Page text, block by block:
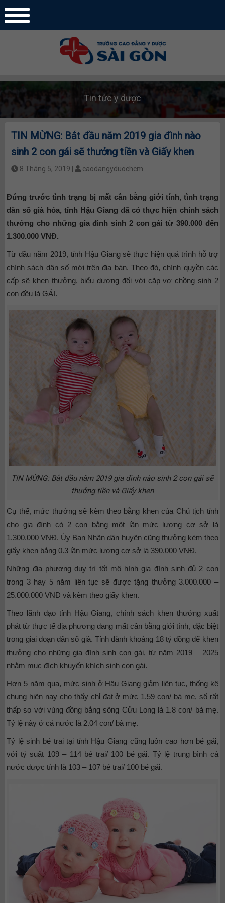
Tin tức y dược
TIN MỪNG: Bắt đầu năm 2019 gia đình nào
sinh 2 con gái sẽ thưởng tiền và Giấy khen
8 Tháng 5, 2019 | caodangyduochcm
Đứng trước tình trạng bị mất cân bằng giới tính, tình trạng
dân số già hóa, tỉnh Hậu Giang đã có thực hiện chính sách
thưởng cho những gia đình sinh 2 con gái từ 390.000 đến
1.300.000 VNĐ.
Từ đầu năm 2019, tỉnh Hậu Giang sẽ thực hiện quá trình hỗ trợ
chính sách dân số mới trên địa bàn. Theo đó, chính quyền các
cấp sẽ khen thưởng, biểu dương đối với cặp vợ chồng sinh 2
con đều là GÁI.
TIN MỪNG: Bắt đầu năm 2019 gia đình nào sinh 2 con gái sẽ
thưởng tiền và Giấy khen
Cụ thể, mức thưởng sẽ kèm theo bằng khen của Chủ tịch tỉnh
cho gia đình có 2 con bằng một lần mức lương cơ sở là
1.300.000 VNĐ. Ủy Ban Nhân dân huyện cũng thưởng kèm theo
giấy khen bằng 0.3 lần mức lương cơ sở là 390.000 VNĐ.
Những địa phương duy trì tốt mô hình gia đình sinh đủ 2 con
trong 3 hay 5 năm liên tục sẽ được tặng thưởng 3.000.000 –
25.000.000 VNĐ và kèm theo giấy khen.
Theo lãnh đạo tỉnh Hậu Giang, chính sách khen thưởng xuất
phát từ thực tế địa phương đang mất cân bằng giới tính, đặc biệt
trong giai đoạn dân số già. Tỉnh dành khoảng 18 tỷ đồng để khen
thưởng cho những gia đình sinh con gái, từ năm 2019 – 2025
nhằm mục đích khuyến khích sinh con gái.
Hơn 5 năm qua, mức sinh ở Hậu Giang giảm liên tục, thống kê
chung hiện nay cho thấy chỉ đạt ở mức 1.59 con/ bà mẹ, số rất
thấp so với vùng đồng bằng sông Cửu Long là 1.8 con/ bà mẹ.
Tỷ lệ này ở cả nước là 2.04 con/ bà mẹ.
Tỷ lệ sinh bé trai tại tỉnh Hậu Giang cũng luôn cao hơn bé gái,
với tỷ suất 109 – 114 bé trai/ 100 bé gái. Tỷ lệ trung bình cả
nước được tính là 103 – 107 bé trai/ 100 bé gái.